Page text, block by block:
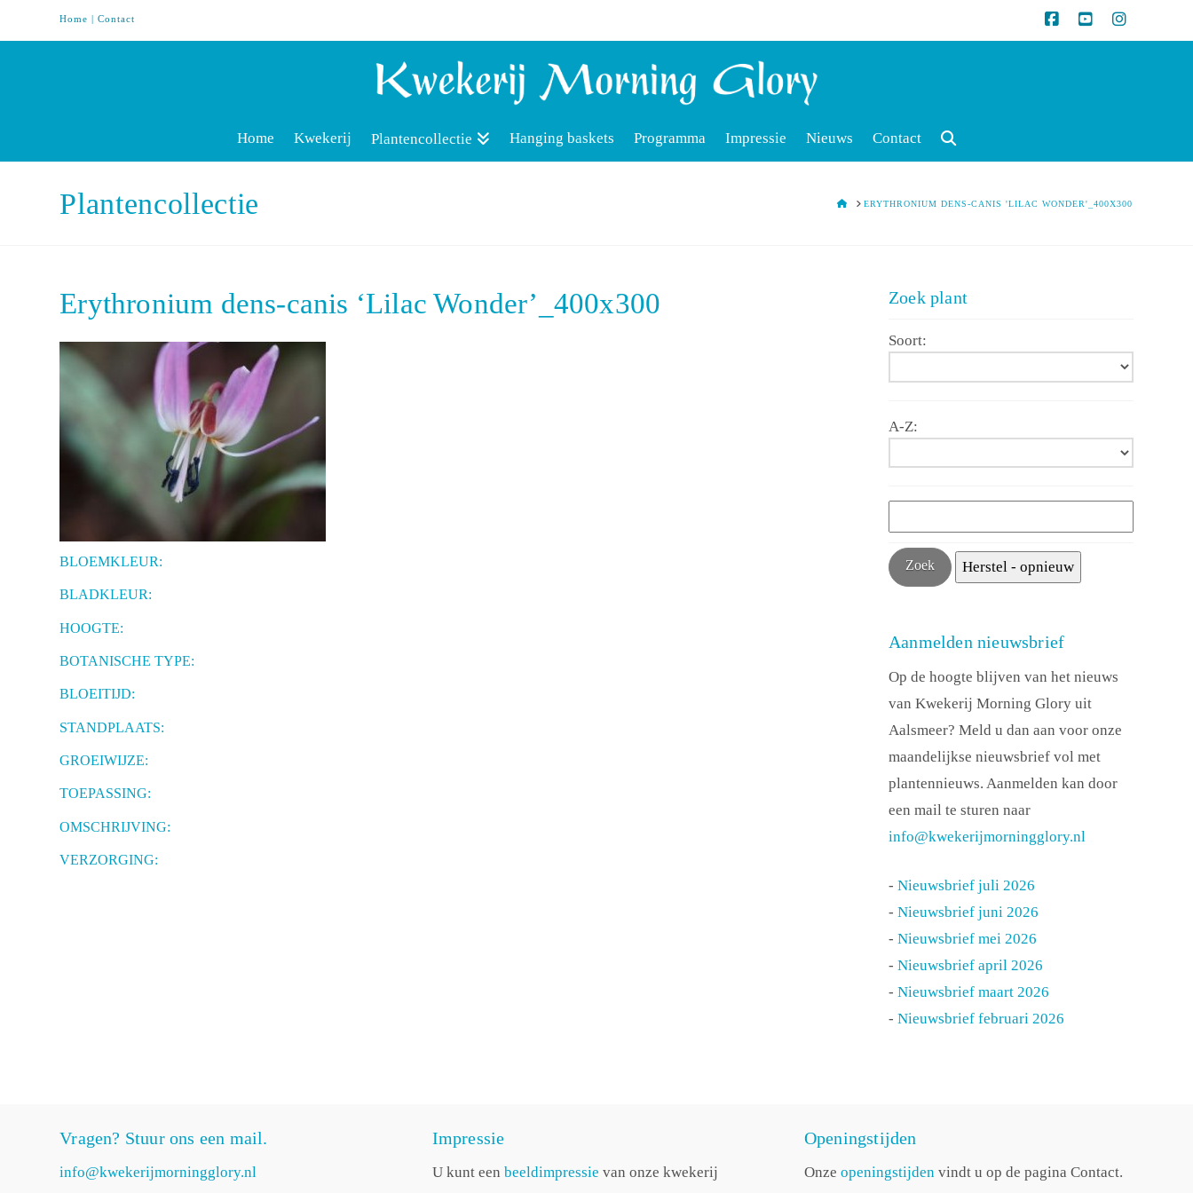
Home |Contact
Home Kwekerij Plantencollectie Hanging baskets Programma Impressie Nieuws Contact
Plantencollectie HOMEERYTHRONIUM DENS-CANIS 'LILAC WONDER'_400X300
Erythronium dens-canis ‘Lilac Wonder’_400x300
BLOEMKLEUR:
BLADKLEUR:
HOOGTE:
BOTANISCHE TYPE:
BLOEITIJD:
STANDPLAATS:
GROEIWIJZE:
TOEPASSING:
OMSCHRIJVING:
VERZORGING:
Zoek plant
Soort:
A-Z:
Aanmelden nieuwsbrief
Op de hoogte blijven van het nieuws
van Kwekerij Morning Glory uit
Aalsmeer? Meld u dan aan voor onze
maandelijkse nieuwsbrief vol met
plantennieuws. Aanmelden kan door
een mail te sturen naar
info@kwekerijmorningglory.nl
-Nieuwsbrief juli 2026
-Nieuwsbrief juni 2026
-Nieuwsbrief mei 2026
-Nieuwsbrief april 2026
-Nieuwsbrief maart 2026
-Nieuwsbrief februari 2026
Vragen? Stuur ons een mail.
info@kwekerijmorningglory.nl
Impressie
U kunt een beeldimpressie van onze kwekerij
Openingstijden
Onze openingstijdenvindt u op de pagina Contact.